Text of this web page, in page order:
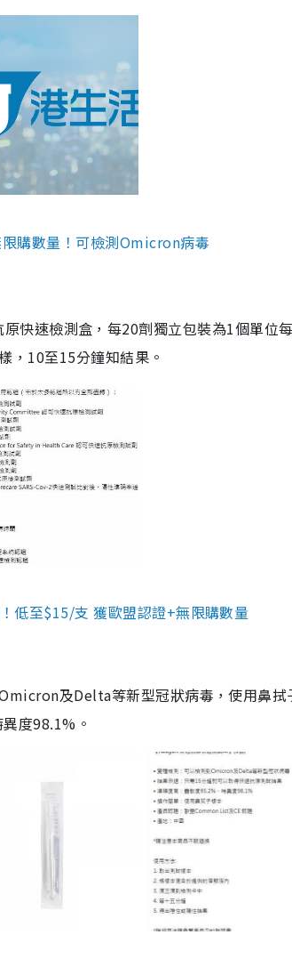
購數量！可檢測Omicron病毒
快速檢測盒，每20劑獨立包裝為1個單位
，10至15分鐘知結果。
低至$15/支 獲歐盟認證+無限購數量
及Delta等新型冠狀病毒，使用鼻拭
度98.1%。